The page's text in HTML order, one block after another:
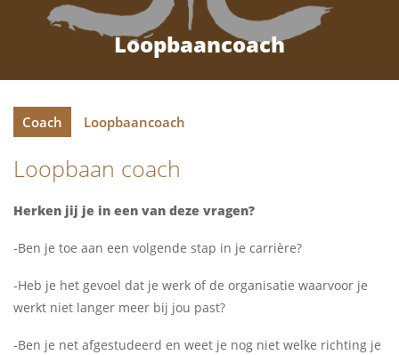
Loopbaancoach
Coach Loopbaancoach
Loopbaan coach
Herken jij je in een van deze vragen?
-Ben je toe aan een volgende stap in je carrière?
-Heb je het gevoel dat je werk of de organisatie waarvoor je
werkt niet langer meer bij jou past?
-Ben je net afgestudeerd en weet je nog niet welke richting je